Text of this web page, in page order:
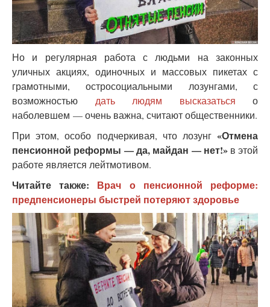
Но и регулярная работа с людьми на законных
уличных акциях, одиночных и массовых пикетах с
грамотными, остросоциальными лозунгами, с
возможностью дать людям высказаться о
наболевшем — очень важна, считают общественники.
При этом, особо подчеркивая, что лозунг «Отмена
пенсионной реформы — да, майдан — нет!» в этой
работе является лейтмотивом.
Читайте также: Врач о пенсионной реформе:
предпенсионеры быстрей потеряют здоровье